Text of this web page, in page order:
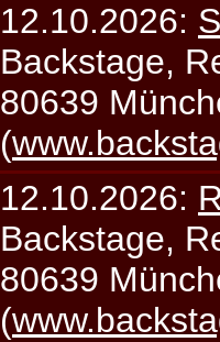
12.10.2026:
Backstage,
80639
(
12.10.2026:
Backstage,
80639
(